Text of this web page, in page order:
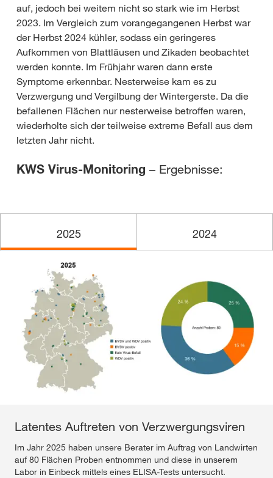
auf, jedoch bei weitem nicht so stark wie im Herbst
2023. Im Vergleich zum vorangegangenen Herbst war
der Herbst 2024 kühler, sodass ein geringeres
Aufkommen von Blattläusen und Zikaden beobachtet
werden konnte. Im Frühjahr waren dann erste
Symptome erkennbar. Nesterweise kam es zu
Verzwergung und Vergilbung der Wintergerste. Da die
befallenen Flächen nur nesterweise betroffen waren,
wiederholte sich der teilweise extreme Befall aus dem
letzten Jahr nicht.
KWS Virus-Monitoring – Ergebnisse:
2025 2024
Latentes Auftreten von Verzwergungsviren
Im Jahr 2025 haben unsere Berater im Auftrag von Landwirten
auf 80 Flächen Proben entnommen und diese in unserem
Labor in Einbeck mittels eines ELISA-Tests untersucht.